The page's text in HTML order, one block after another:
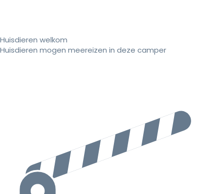
Huisdieren welkom
Huisdieren mogen meereizen in deze camper